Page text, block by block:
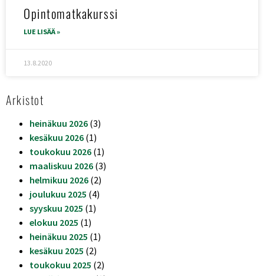
Opintomatkakurssi
LUE LISÄÄ »
13.8.2020
Arkistot
heinäkuu 2026 (3)
kesäkuu 2026 (1)
toukokuu 2026 (1)
maaliskuu 2026 (3)
helmikuu 2026 (2)
joulukuu 2025 (4)
syyskuu 2025 (1)
elokuu 2025 (1)
heinäkuu 2025 (1)
kesäkuu 2025 (2)
toukokuu 2025 (2)